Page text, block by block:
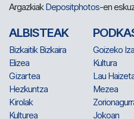
ArgazkiakDepositphotos-en
ALBISTEAK
Bizkaitik Bizkaira
Elizea
Gizartea
Hezkuntza
Kirolak
Kulturea
Goizeko
Kultura
Lau
Mezea
Jokoan